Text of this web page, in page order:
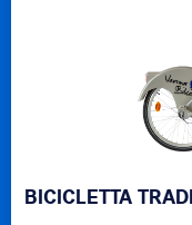
BICICLETTA